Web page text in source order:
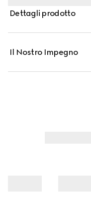
direzione creativa
collezioni Gucci. Ogni
Dettagli prodotto
Il Nostro Impegno